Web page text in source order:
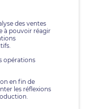
des ventes
à pouvoir réagir
opérations
en fin de
les réflexions